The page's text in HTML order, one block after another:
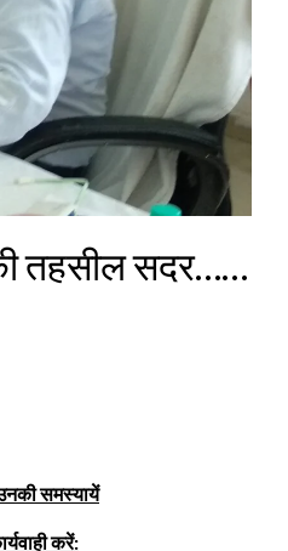
तहसील सदर……
समस्यायें
करें: